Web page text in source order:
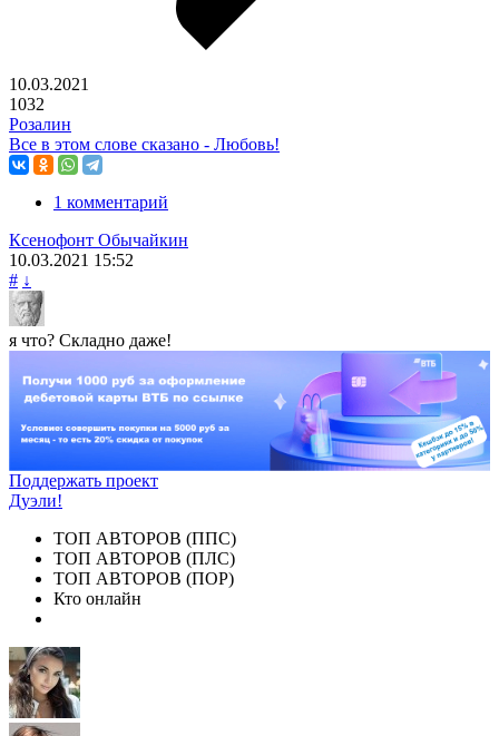
10.03.2021
1032
Розалин
Все в этом слове сказано - Любовь!
1 комментарий
Ксенофонт Обычайкин
10.03.2021 15:52
# ↓
я что? Складно даже!
Поддержать проект
Дуэли!
ТОП АВТОРОВ (ППС)
ТОП АВТОРОВ (ПЛС)
ТОП АВТОРОВ (ПОР)
Кто онлайн